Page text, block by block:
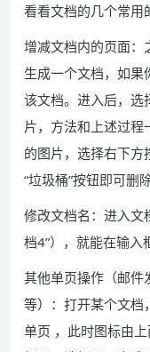
看看文档的几个常用
增减文档内的页面：
生成一个文档，如果
该文档。进入后，选
片，方法和上述过程
的图片，选择右下方
“垃圾桶”按钮即可删除
修改文档名：进入文
档4”），就能在输入
其他单页操作（邮件
等）：打开某个文档
单页 ，此时图标由